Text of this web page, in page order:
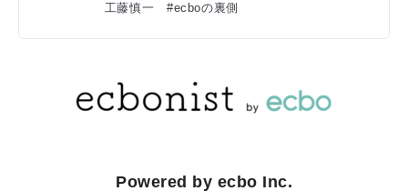
工藤慎一 #ecboの裏側
Powered by ecbo Inc.